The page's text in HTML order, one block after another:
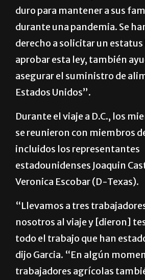
duro para mantener a sus
durante una pandemia. Se
derecho a solicitar un estatus
aprobar esta ley, también
asegurar el suministro de
Estados Unidos”.
Durante el viaje a D.C., los
se reunieron con miembros
incluidos los representantes
estadounidenses Joaquin
Veronica Escobar (D-Texas).
“Llevamos a tres
nosotros al viaje y [dieron]
todo el trabajo que han
dijo Garcia. “En algún
trabajadores agrícolas